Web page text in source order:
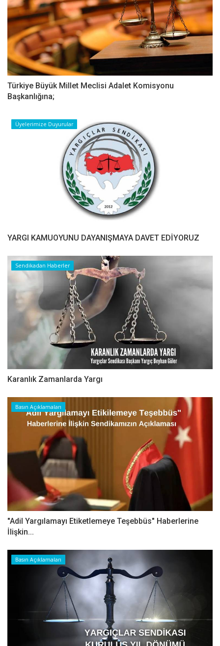
Türkiye Büyük Millet Meclisi Adalet Komisyonu
Başkanlığına;
Üyelerimize Duyurular
YARGI KAMUOYUNU DAYANIŞMAYA DAVET EDİYORUZ
Sendikadan Haberler
Karanlık Zamanlarda Yargı
Basın Açıklamaları
"Adil Yargılamayı Etiketlemeye Teşebbüs" Haberlerine
İlişkin...
Basın Açıklamaları